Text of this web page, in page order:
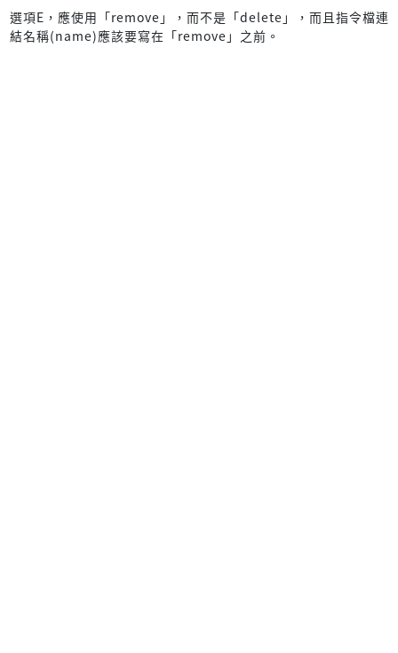
選項E，應使用「remove」，而不是「delete」，而且指令檔連
結名稱(name)應該要寫在「remove」之前。